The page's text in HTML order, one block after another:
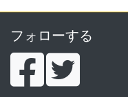
フォローする